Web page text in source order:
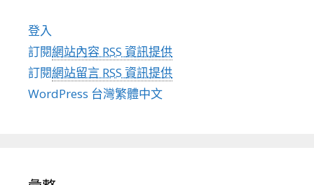
登入
訂閱網站內容 RSS 資訊提供
訂閱網站留言 RSS 資訊提供
WordPress 台灣繁體中文